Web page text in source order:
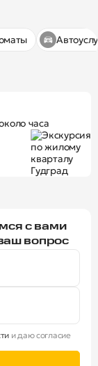
часа
с вами
вопрос
и даю согласие